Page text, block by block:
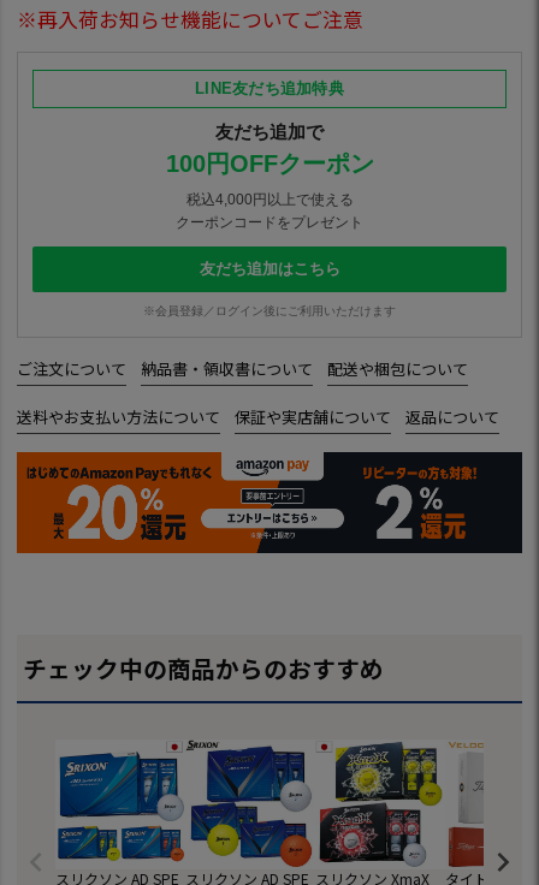
※再入荷お知らせ機能についてご注意
LINE友だち追加特典
友だち追加で
100円OFFクーポン
税込4,000円以上で使える
クーポンコードをプレゼント
友だち追加はこちら
※会員登録／ログイン後にご利用いただけます
ご注文について 納品書・領収書について 配送や梱包について
送料やお支払い方法について 保証や実店舗について 返品について
チェック中の商品からのおすすめ
スリクソン AD SPE スリクソン AD SPE スリクソン XmaX タイトリスト